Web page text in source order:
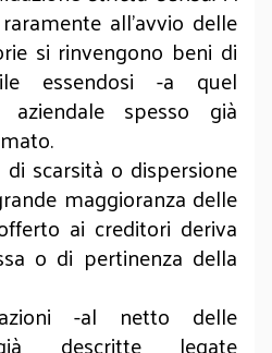
all’avvio delle
si rinvengono beni di
essendosi -a quel
spesso già
scarsità o dispersione
maggioranza delle
ai creditori deriva
o di pertinenza della
-al netto delle